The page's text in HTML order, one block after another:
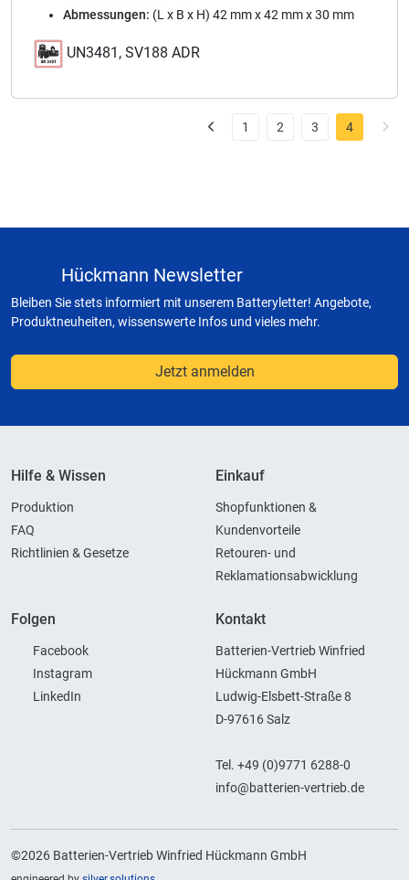
Abmessungen: (L x B x H) 42 mm x 42 mm x 30 mm
UN3481, SV188 ADR
1 2 3 4
Hückmann Newsletter
Bleiben Sie stets informiert mit unserem Batteryletter! Angebote,
Produktneuheiten, wissenswerte Infos und vieles mehr.
Jetzt anmelden
Hilfe & Wissen
Produktion
FAQ
Richtlinien & Gesetze
Einkauf
Shopfunktionen &
Kundenvorteile
Retouren- und
Reklamationsabwicklung
Folgen
Facebook
Instagram
LinkedIn
Kontakt
Batterien-Vertrieb Winfried
Hückmann GmbH
Ludwig-Elsbett-Straße 8
D-97616 Salz
Tel. +49 (0)9771 6288-0
info@batterien-vertrieb.de
©2026 Batterien-Vertrieb Winfried Hückmann GmbH